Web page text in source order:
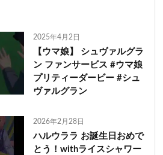
2025年4月2日
【ウマ娘】 シュヴァルグラ
ン ファンサービス #ウマ娘
プリティーダービー #シュ
ヴァルグラン
2026年2月28日
ハルウララ お誕生日おめで
とう！withライスシャワー